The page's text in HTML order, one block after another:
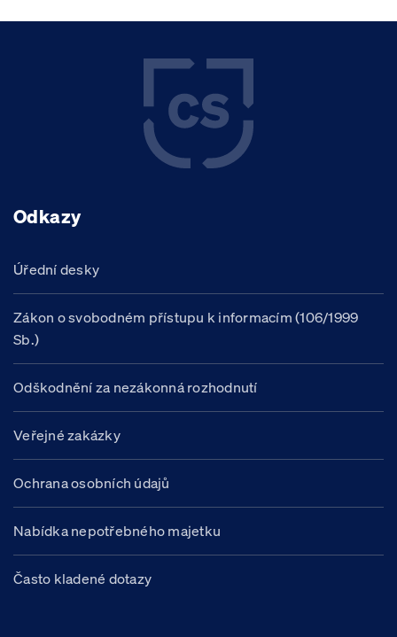
Odkazy
Úřední desky
Zákon o svobodném přístupu k informacím (106/1999
Sb.)
Odškodnění za nezákonná rozhodnutí
Veřejné zakázky
Ochrana osobních údajů
Nabídka nepotřebného majetku
Často kladené dotazy